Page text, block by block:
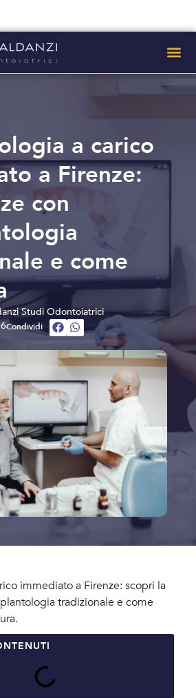
a carico
a Firenze:
con
e come
Studi Odontoiatrici
Condividi
immediato a Firenze: scopri la
tradizionale e come